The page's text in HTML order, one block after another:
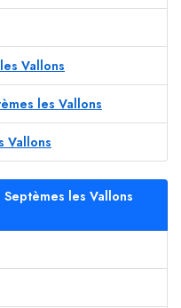
Vallons
les Vallons
Vallons
les Vallons